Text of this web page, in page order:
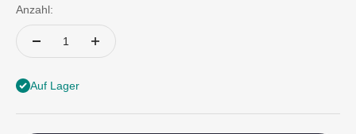
Anzahl:
Auf Lager